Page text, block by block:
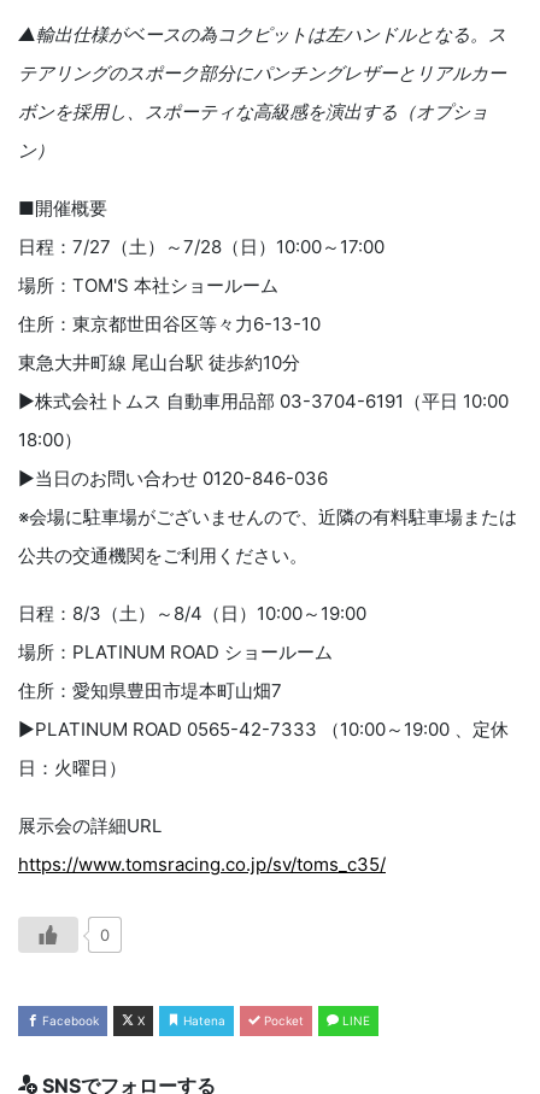
▲輸出仕様がベースの為コクピットは左ハンドルとなる。ス
テアリングのスポーク部分にパンチングレザーとリアルカー
ボンを採用し、スポーティな高級感を演出する（オプショ
ン）
■開催概要
日程：7/27（土）～7/28（日）10:00～17:00
場所：TOM'S 本社ショールーム
住所：東京都世田谷区等々力6-13-10
東急大井町線 尾山台駅 徒歩約10分
▶株式会社トムス 自動車用品部 03-3704-6191（平日 10:00
18:00）
▶当日のお問い合わせ 0120-846-036
※会場に駐車場がございませんので、近隣の有料駐車場または
公共の交通機関をご利用ください。
日程：8/3（土）～8/4（日）10:00～19:00
場所：PLATINUM ROAD ショールーム
住所：愛知県豊田市堤本町山畑7
▶PLATINUM ROAD 0565-42-7333 （10:00～19:00 、定休
日：火曜日）
展示会の詳細URL
https://www.tomsracing.co.jp/sv/toms_c35/
0
Facebook X Hatena Pocket LINE
SNSでフォローする